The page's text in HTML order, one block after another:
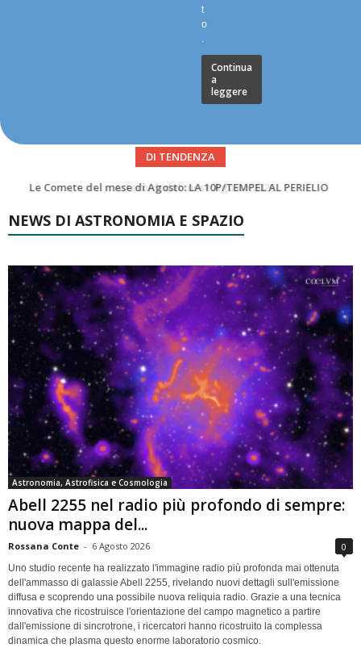
t
o
.
Continua
a
leggere
DI TENDENZA
Asteroidi del mese Agosto 2026
NEWS DI ASTRONOMIA E SPAZIO
Astronomia, Astrofisica e Cosmologia
Abell 2255 nel radio più profondo di sempre:
nuova mappa del...
Rossana Conte - 6 Agosto 2026 0
Uno studio recente ha realizzato l'immagine radio più profonda mai ottenuta
dell'ammasso di galassie Abell 2255, rivelando nuovi dettagli sull'emissione
diffusa e scoprendo una possibile nuova reliquia radio. Grazie a una tecnica
innovativa che ricostruisce l'orientazione del campo magnetico a partire
dall'emissione di sincrotrone, i ricercatori hanno ricostruito la complessa
dinamica che plasma questo enorme laboratorio cosmico.